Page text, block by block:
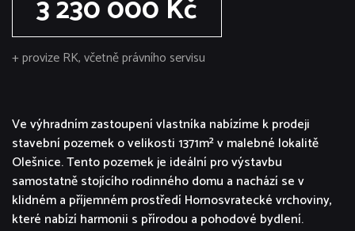
3 230 000 Kč
+ provize RK, včetně právního servisu
Ve výhradním zastoupení vlastníka nabízíme k prodeji
stavební pozemek o velikosti 1371m² v malebné lokalitě
Olešnice. Tento pozemek je ideální pro výstavbu
samostatně stojícího rodinného domu a nachází se v
klidném a příjemném prostředí Hornosvratecké vrchoviny,
které nabízí harmonii s přírodou a pohodové bydlení.